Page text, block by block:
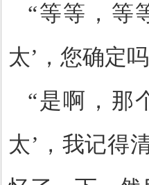
“等等，等
太’，您确定
“是啊，那
太’，我记得